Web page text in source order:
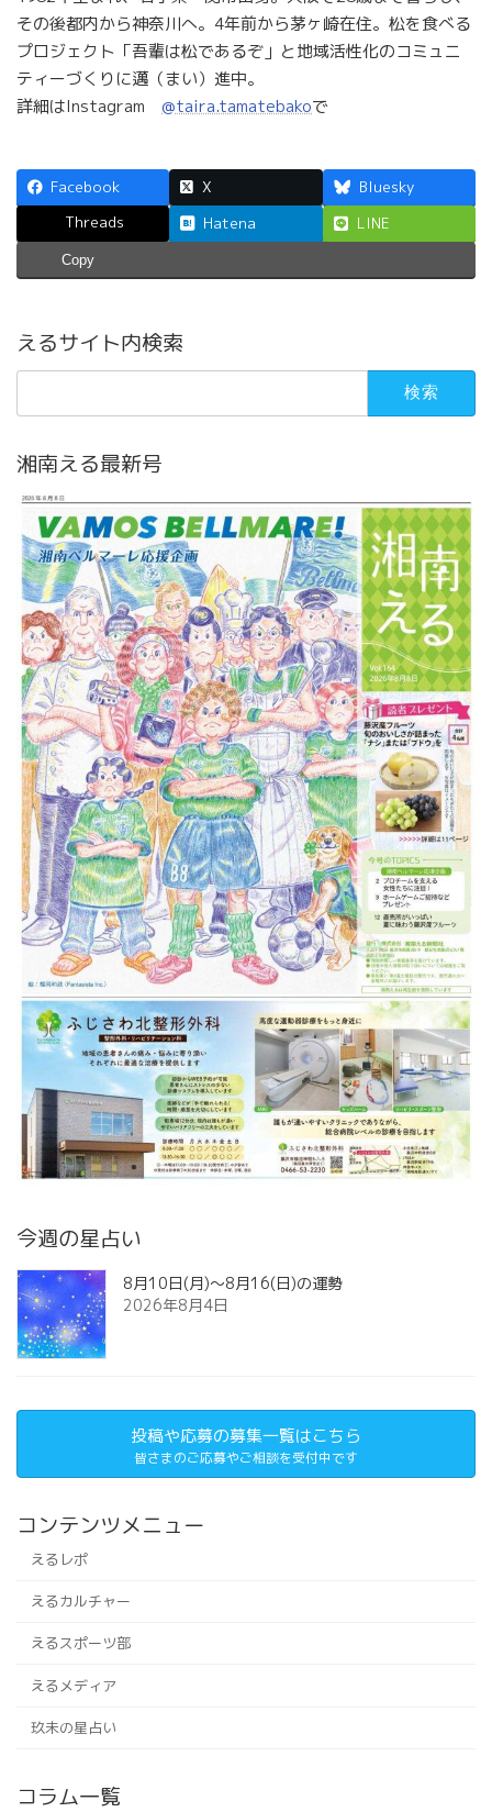
その後都内から神奈川へ。4年前から茅ヶ崎在住。松を食べる
プロジェクト「吾輩は松であるぞ」と地域活性化のコミュニ
ティーづくりに邁（まい）進中。
詳細はInstagram @taira.tamatebakoで
Facebook X
Bluesky
Threads
Hatena LINE
Copy
えるサイト内検索
湘南える最新号
今週の星占い
8月10日(月)～8月16(日)の運勢
2026年8月4日
投稿や応募の募集一覧はこちら
皆さまのご応募やご相談を受付中です
コンテンツメニュー
えるレポ
えるカルチャー
えるスポーツ部
えるメディア
玖未の星占い
コラム一覧